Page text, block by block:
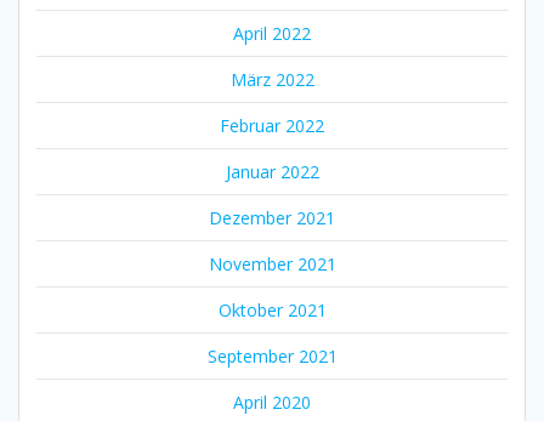
April 2022
März 2022
Februar 2022
Januar 2022
Dezember 2021
November 2021
Oktober 2021
September 2021
April 2020